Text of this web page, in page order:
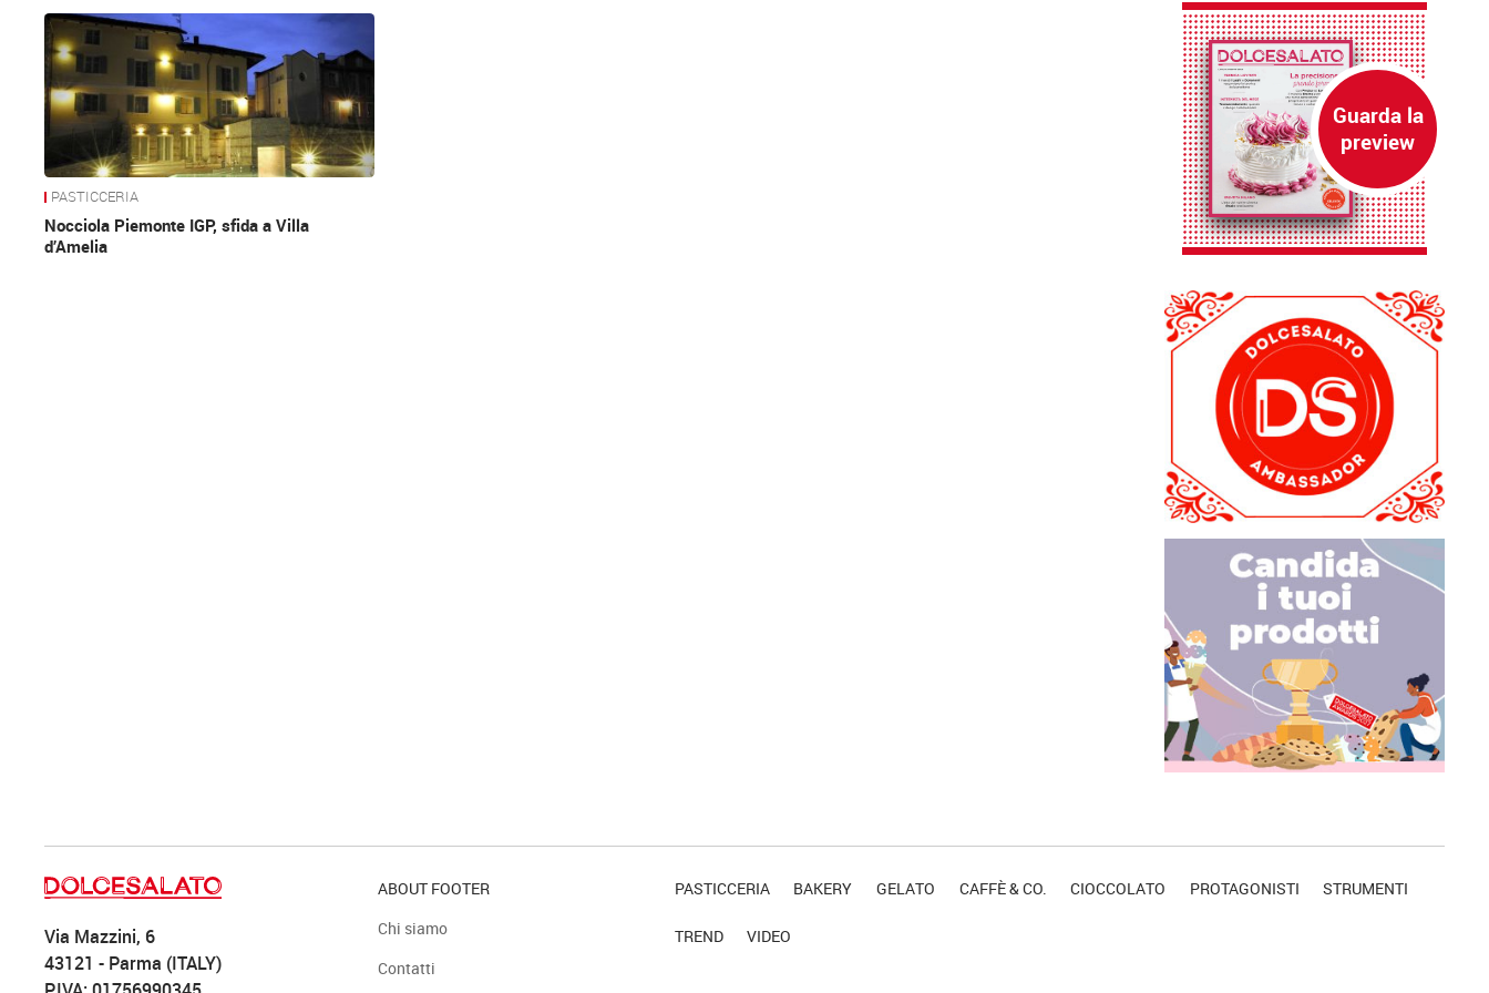
News
PASTICCERIA
Nocciola Piemonte IGP, sfida a Villa
d’Amelia
Via Mazzini, 6
43121 - Parma (ITALY)
ABOUT FOOTER
Chi siamo
Contatti
PASTICCERIA BAKERY GELATO CAFFÈ & CO. CIOCCOLATO PROTAGONISTI STRUMENTI
TREND VIDEO